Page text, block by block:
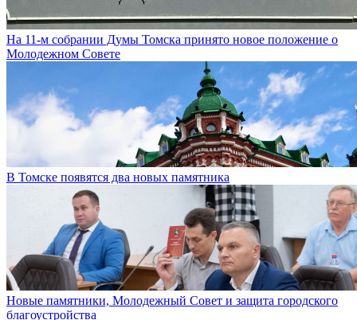
На 11-м собрании Думы Томска принято новое положение о
Молодежном Совете
В Томске появятся два новых памятника
Новые памятники, Молодежный Совет и защита городского
благоустройства